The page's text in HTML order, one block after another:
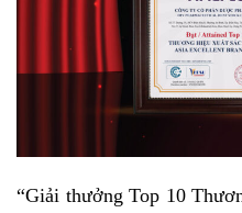
“Giải thưởng Top 10